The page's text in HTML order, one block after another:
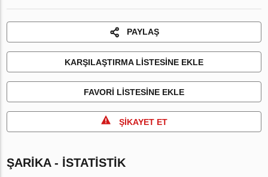
PAYLAŞ
KARŞILAŞTIRMA LISTESINE EKLE
FAVORI LISTESINE EKLE
ŞIKAYET ET
ŞARIKA - İSTATISTIK